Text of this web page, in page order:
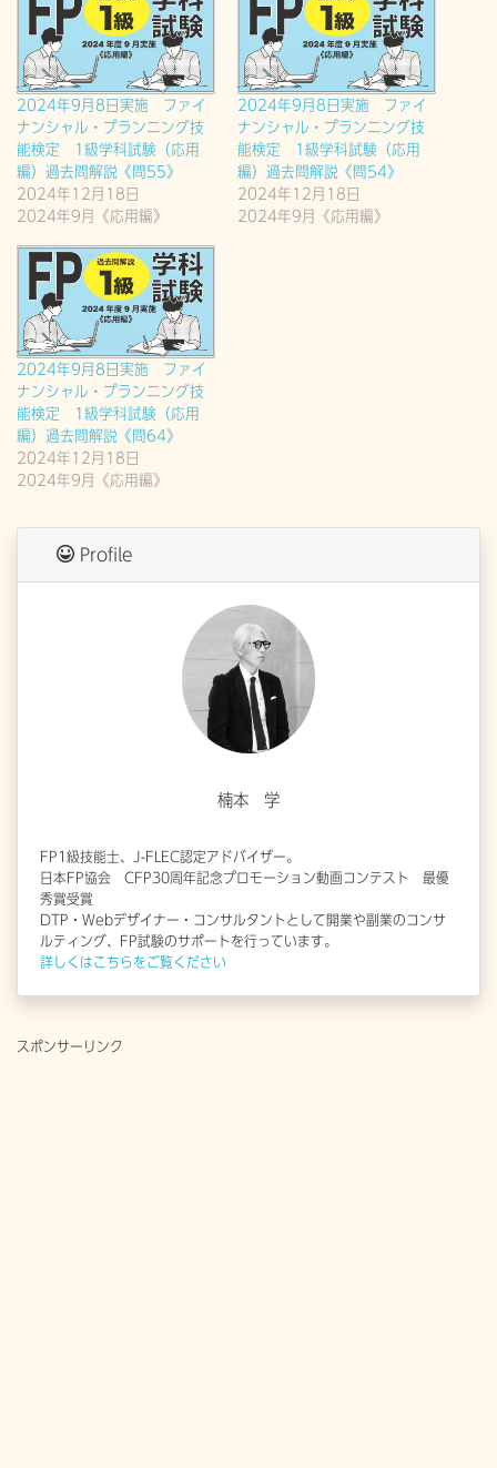
2024年9月8日実施 ファイ
ナンシャル・プランニング技
能検定 1級学科試験（応用
編）過去問解説《問55》
2024年12月18日
2024年9月《応用編》
2024年9月8日実施 ファイ
ナンシャル・プランニング技
能検定 1級学科試験（応用
編）過去問解説《問54》
2024年12月18日
2024年9月《応用編》
2024年9月8日実施 ファイ
ナンシャル・プランニング技
能検定 1級学科試験（応用
編）過去問解説《問64》
2024年12月18日
2024年9月《応用編》
Profile
楠本 学
FP1級技能士、J-FLEC認定アドバイザー。
日本FP協会 CFP30周年記念プロモーション動画コンテスト 最優
秀賞受賞
DTP・Webデザイナー・コンサルタントとして開業や副業のコンサ
ルティング、FP試験のサポートを行っています。
詳しくはこちらをご覧ください
スポンサーリンク